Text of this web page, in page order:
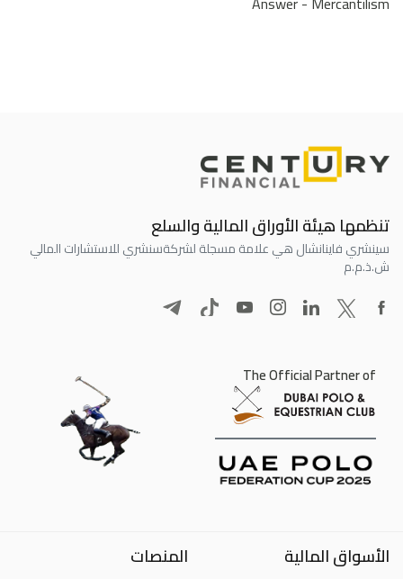
تنظمها هيئة الأوراق المالية والسلع
سينشري فاينانشال هي علامة مسجلة لشركةسنشري للاستشارات المالي
ش.ذ.م.م
The Official Partner of
الأسواق المالية المنصات